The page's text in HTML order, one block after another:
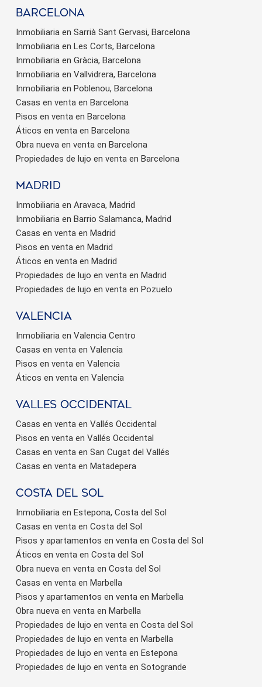
barcelona
Inmobiliaria en Sarrià Sant Gervasi, Barcelona
Inmobiliaria en Les Corts, Barcelona
Inmobiliaria en Gràcia, Barcelona
Inmobiliaria en Vallvidrera, Barcelona
Inmobiliaria en Poblenou, Barcelona
Casas en venta en Barcelona
Pisos en venta en Barcelona
Áticos en venta en Barcelona
Obra nueva en venta en Barcelona
Propiedades de lujo en venta en Barcelona
Madrid
Inmobiliaria en Aravaca, Madrid
Inmobiliaria en Barrio Salamanca, Madrid
Casas en venta en Madrid
Pisos en venta en Madrid
Áticos en venta en Madrid
Propiedades de lujo en venta en Madrid
Propiedades de lujo en venta en Pozuelo
valencia
Inmobiliaria en Valencia Centro
Casas en venta en Valencia
Pisos en venta en Valencia
Áticos en venta en Valencia
valles occidental
Casas en venta en Vallés Occidental
Pisos en venta en Vallés Occidental
Casas en venta en San Cugat del Vallés
Casas en venta en Matadepera
Costa del sol
Inmobiliaria en Estepona, Costa del Sol
Casas en venta en Costa del Sol
Pisos y apartamentos en venta en Costa del Sol
Áticos en venta en Costa del Sol
Obra nueva en venta en Costa del Sol
Casas en venta en Marbella
Pisos y apartamentos en venta en Marbella
Obra nueva en venta en Marbella
Propiedades de lujo en venta en Costa del Sol
Propiedades de lujo en venta en Marbella
Propiedades de lujo en venta en Estepona
Propiedades de lujo en venta en Sotogrande